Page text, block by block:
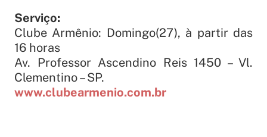
Serviço:
Clube Armênio: Domingo(27), à partir das
16 horas
Av. Professor Ascendino Reis 1450 – Vl.
Clementino – SP.
www.clubearmenio.com.br